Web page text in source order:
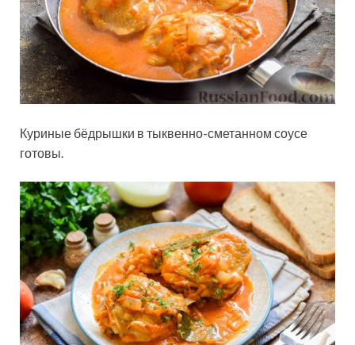
Куриные бёдрышки в тыквенно-сметанном соусе
готовы.